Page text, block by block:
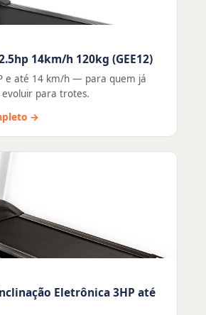
14km/h 120kg (GEE12)
e até 14 km/h — para quem já
para trotes.
→
Eletrônica 3HP até